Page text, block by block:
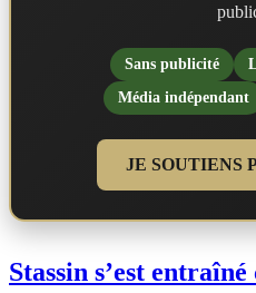
Sans publicité
Média indépendant
JE SOUTIENS
Stassin s’est